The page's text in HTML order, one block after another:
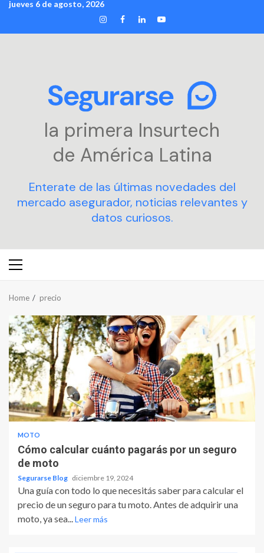
Skip
content
jueves 6 de agosto, 2026
INSTAGRAM
FACEBOOK
LINKEDIN
YOUTUBE
la primera Insurtech
de América Latina
Enterate de las últimas novedades del
mercado asegurador, noticias relevantes y
datos curiosos.
Primary
Home precio
MOTO
Cómo calcular cuánto pagarás por un seguro
de moto
Segurarse Blog diciembre 19, 2024
Una guía con todo lo que necesitás saber para calcular el
precio de un seguro para tu moto. Antes de adquirir una
moto, ya sea...Leer más